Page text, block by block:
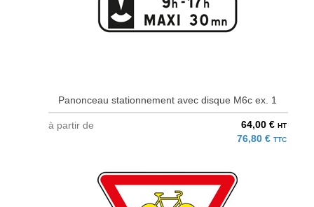
Panonceau stationnement avec disque M6c ex. 1
à partir de 64,00 € HT
76,80 € TTC